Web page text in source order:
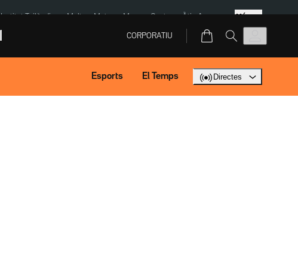
Institut Tailàndia Multa a Meta Menors Ceuta Àtic Ayuso Més
CORPORATIU
Esports El Temps Directes